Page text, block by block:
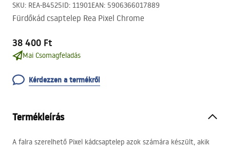
SKU: REA-B4525ID: 11901EAN: 5906366017889
Fürdőkád csaptelep Rea Pixel Chrome
38 400 Ft
Mai Csomagfeladás
Kérdezzen a termékről
Termékleírás
A falra szerelhető Pixel kádcsaptelep azok számára készült, akik